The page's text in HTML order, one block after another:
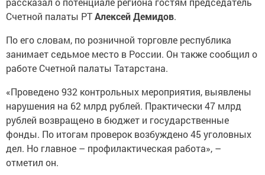
Счетной палаты РТАлексей Демидов.
По его словам, по розничной торговле республика
занимает седьмое место в России. Он также сообщил о
работе Счетной палаты Татарстана.
«Проведено 932 контрольных мероприятия, выявлены
нарушения на 62 млрд рублей. Практически 47 млрд
рублей возвращено в бюджет и государственные
фонды. По итогам проверок возбуждено 45 уголовных
дел. Но главное – профилактическая работа», –
отметил он.